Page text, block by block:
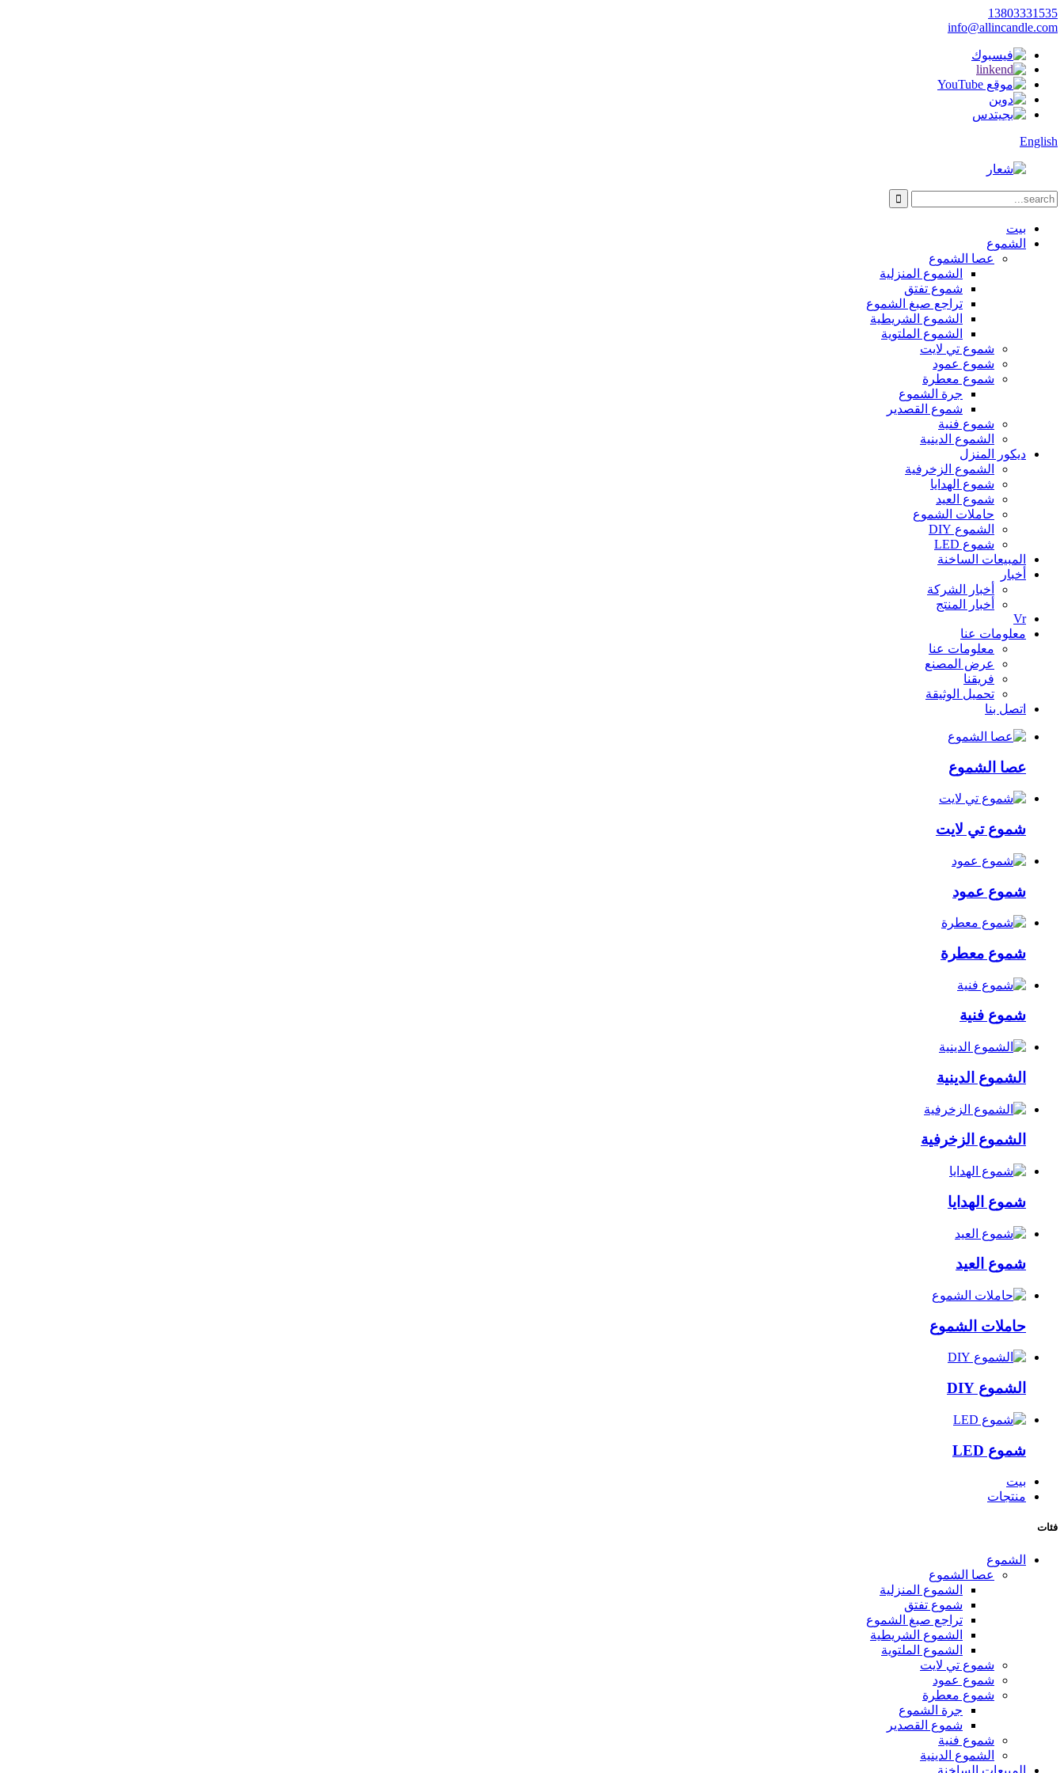
13803331535
info@allincandle.com
English
بيت
الشموع
عصا الشموع
الشموع المنزلية
شموع تفتق
تراجع صبغ الشموع
الشموع الشريطية
الشموع الملتوية
شموع تي لايت
شموع عمود
شموع معطرة
جرة الشموع
شموع القصدير
شموع فنية
الشموع الدينية
ديكور المنزل
الشموع الزخرفية
شموع الهدايا
شموع العيد
حاملات الشموع
الشموع DIY
شموع LED
المبيعات الساخنة
أخبار
أخبار الشركة
أخبار المنتج
Vr
معلومات عنا
معلومات عنا
عرض المصنع
فريقنا
تحميل الوثيقة
اتصل بنا
عصا الشموع
شموع تي لايت
شموع عمود
شموع معطرة
شموع فنية
الشموع الدينية
الشموع الزخرفية
شموع الهدايا
شموع العيد
حاملات الشموع
الشموع DIY
شموع LED
بيت
منتجات
فئات
الشموع
عصا الشموع
الشموع المنزلية
شموع تفتق
تراجع صبغ الشموع
الشموع الشريطية
الشموع الملتوية
شموع تي لايت
شموع عمود
شموع معطرة
جرة الشموع
شموع القصدير
شموع فنية
الشموع الدينية
المبيعات الساخنة